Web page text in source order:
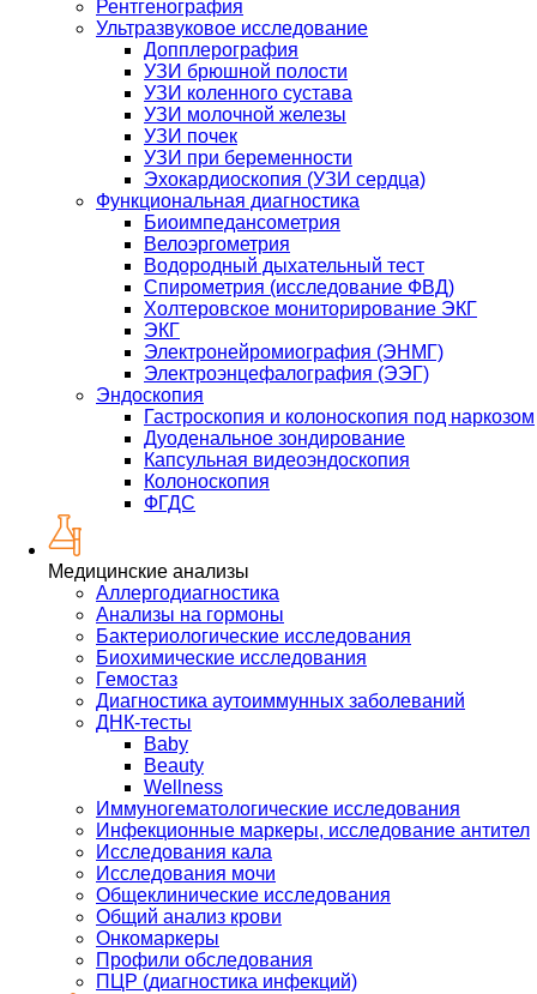
Рентгенография
Ультразвуковое исследование
Допплерография
УЗИ брюшной полости
УЗИ коленного сустава
УЗИ молочной железы
УЗИ почек
УЗИ при беременности
Эхокардиоскопия (УЗИ сердца)
Функциональная диагностика
Биоимпедансометрия
Велоэргометрия
Водородный дыхательный тест
Спирометрия (исследование ФВД)
Холтеровское мониторирование ЭКГ
ЭКГ
Электронейромиография (ЭНМГ)
Электроэнцефалография (ЭЭГ)
Эндоскопия
Гастроскопия и колоноскопия под наркозом
Дуоденальное зондирование
Капсульная видеоэндоскопия
Колоноскопия
ФГДС
Медицинские анализы
Аллергодиагностика
Анализы на гормоны
Бактериологические исследования
Биохимические исследования
Гемостаз
Диагностика аутоиммунных заболеваний
ДНК-тесты
Baby
Beauty
Wellness
Иммуногематологические исследования
Инфекционные маркеры, исследование антител
Исследования кала
Исследования мочи
Общеклинические исследования
Общий анализ крови
Онкомаркеры
Профили обследования
ПЦР (диагностика инфекций)